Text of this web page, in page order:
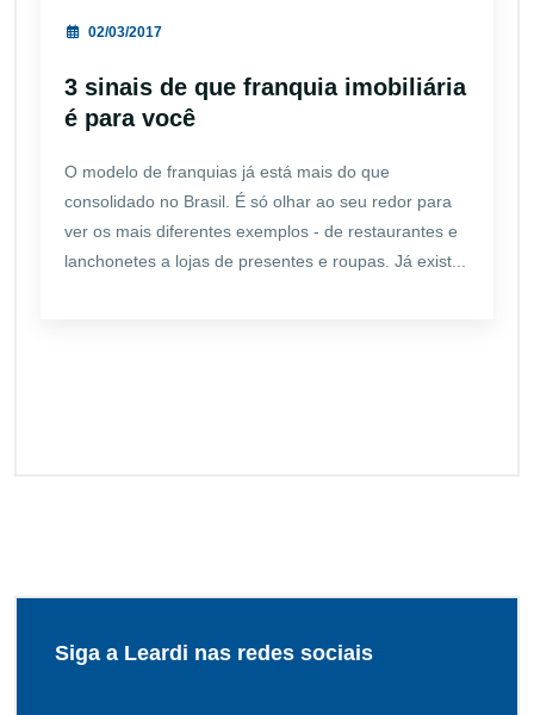
02/03/2017
3 sinais de que franquia imobiliária
é para você
O modelo de franquias já está mais do que
consolidado no Brasil. É só olhar ao seu redor para
ver os mais diferentes exemplos - de restaurantes e
lanchonetes a lojas de presentes e roupas. Já exist...
Siga a Leardi nas redes sociais